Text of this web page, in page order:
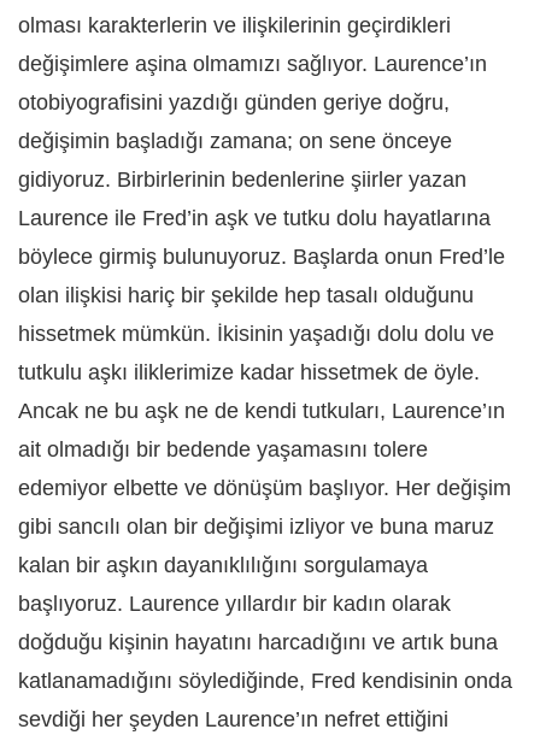
olması karakterlerin ve ilişkilerinin geçirdikleri
değişimlere aşina olmamızı sağlıyor. Laurence’ın
otobiyografisini yazdığı günden geriye doğru,
değişimin başladığı zamana; on sene önceye
gidiyoruz. Birbirlerinin bedenlerine şiirler yazan
Laurence ile Fred’in aşk ve tutku dolu hayatlarına
böylece girmiş bulunuyoruz. Başlarda onun Fred’le
olan ilişkisi hariç bir şekilde hep tasalı olduğunu
hissetmek mümkün. İkisinin yaşadığı dolu dolu ve
tutkulu aşkı iliklerimize kadar hissetmek de öyle.
Ancak ne bu aşk ne de kendi tutkuları, Laurence’ın
ait olmadığı bir bedende yaşamasını tolere
edemiyor elbette ve dönüşüm başlıyor. Her değişim
gibi sancılı olan bir değişimi izliyor ve buna maruz
kalan bir aşkın dayanıklılığını sorgulamaya
başlıyoruz. Laurence yıllardır bir kadın olarak
doğduğu kişinin hayatını harcadığını ve artık buna
katlanamadığını söylediğinde, Fred kendisinin onda
sevdiği her şeyden Laurence’ın nefret ettiğini